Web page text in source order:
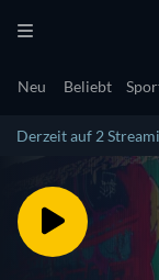
Neu Beliebt
Derzeit auf 2